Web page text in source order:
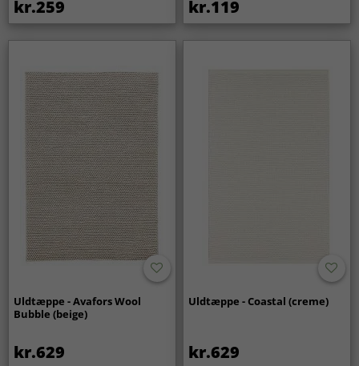
at vi ikke tager ansvar, hvis du benytter en tredjepart til
rengøring af tæppet.
kr.259 kr.119
Uldtæppe - Avafors Wool
Bubble (beige)
kr.629
Uldtæppe - Coastal (creme)
kr.629